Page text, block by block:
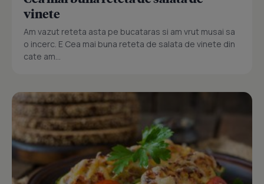
vinete
Am vazut reteta asta pe bucataras si am vrut musai sa
o incerc. E Cea mai buna reteta de salata de vinete din
cate am...